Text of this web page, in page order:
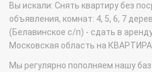
Вы искали: Снять квартиру без
объявления, комнат: 4, 5, 6, 7
(Белавинское с/п) - сдать в
Московская область на
Мы регулярно пополняем нашу